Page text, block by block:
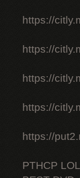
https://
https://
https://
https://
https://
PTHCP